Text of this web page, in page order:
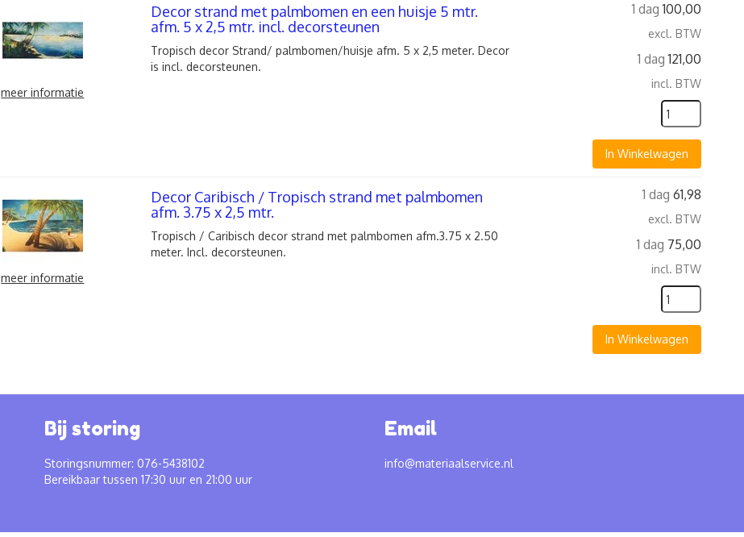
meer informatie
1 dag 100,00
excl. BTW
1 dag 121,00
incl. BTW
In Winkelwagen
Decor strand met palmbomen en een huisje 5 mtr.
afm. 5 x 2,5 mtr. incl. decorsteunen
Tropisch decor Strand/ palmbomen/huisje afm. 5 x 2,5 meter. Decor
is incl. decorsteunen.
meer informatie
1 dag 61,98
excl. BTW
1 dag 75,00
incl. BTW
In Winkelwagen
Decor Caribisch / Tropisch strand met palmbomen
afm. 3.75 x 2,5 mtr.
Tropisch / Caribisch decor strand met palmbomen afm.3.75 x 2.50
meter. Incl. decorsteunen.
Bij storing
Storingsnummer: 076-5438102
Bereikbaar tussen 17:30 uur en 21:00 uur
Email
info@materiaalservice.nl